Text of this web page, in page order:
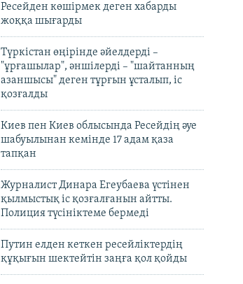
Ресейден көшірмек деген хабарды
жоққа шығарды
Түркістан өңірінде әйелдерді –
"ұрғашылар", әншілерді – "шайтанның
азаншысы" деген тұрғын ұсталып, іс
қозғалды
Киев пен Киев облысында Ресейдің әуе
шабуылынан кемінде 17 адам қаза
тапқан
Журналист Динара Егеубаева үстінен
қылмыстық іс қозғалғанын айтты.
Полиция түсініктеме бермеді
Путин елден кеткен ресейліктердің
құқығын шектейтін заңға қол қойды